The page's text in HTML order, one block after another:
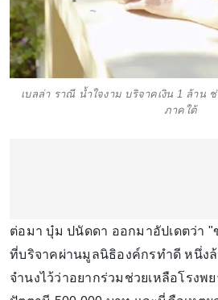
เบลล่า ราณี น้ำใจงาม บริจาคเงิน 1 ล้าน
ภาคใต้
ต่อมา บุ๋ม ปนัดดา ออกมาอัปเดตว่า
ที่บริจาคผ่านมูลนิธิองค์กรทำดี หนึ่ง
จำนงไว้ว่าอยากร่วมช่วยเหลือโรงพ